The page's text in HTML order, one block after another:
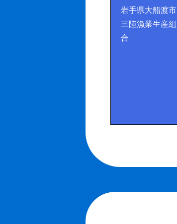
岩手県大船渡市
三陸漁業生産組
合